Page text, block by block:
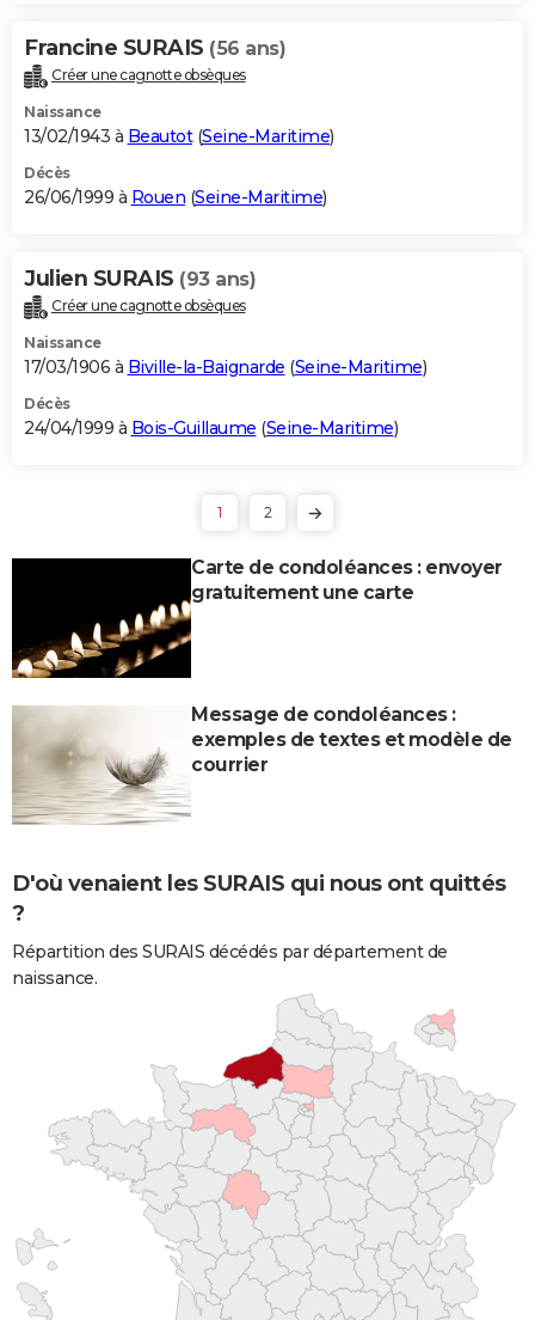
Francine SURAIS (56 ans)
Créer une cagnotte obsèques
Naissance
13/02/1943 à Beautot(Seine-Maritime)
Décès
26/06/1999 à Rouen (Seine-Maritime)
Julien SURAIS (93 ans)
Créer une cagnotte obsèques
Naissance
17/03/1906 à Biville-la-Baignarde (Seine-Maritime)
Décès
24/04/1999 à Bois-Guillaume (Seine-Maritime)
1 2
Carte de condoléances : envoyer
gratuitement une carte
Message de condoléances :
exemples de textes et modèle de
courrier
D'où venaient les SURAIS qui nous ont quittés
?
Répartition des SURAIS décédés par département de
naissance.